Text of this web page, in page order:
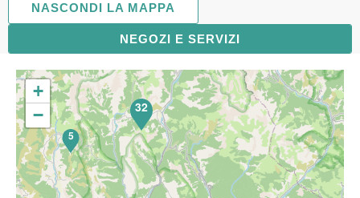
NEGOZI E SERVIZI
NASCONDI LA MAPPA
119
5
32
+
−